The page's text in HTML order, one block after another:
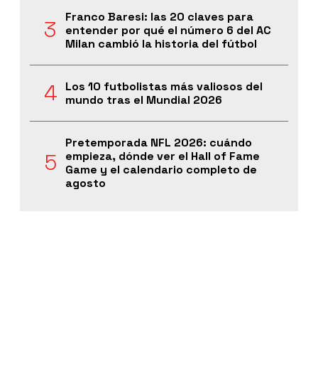
Franco Baresi: las 20 claves para
entender por qué el número 6 del AC
Milan cambió la historia del fútbol
Los 10 futbolistas más valiosos del
mundo tras el Mundial 2026
Pretemporada NFL 2026: cuándo
empieza, dónde ver el Hall of Fame
Game y el calendario completo de
agosto